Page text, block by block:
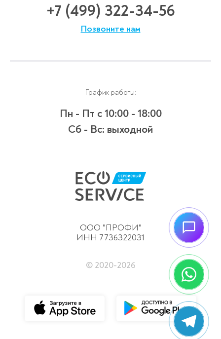
+7 (499) 322-34-56
Позвоните нам
График работы:
Пн - Пт с 10:00 - 18:00
Сб - Вс: выходной
ООО "ПРОФИ"
ИНН 7736322031
© 2020-2026